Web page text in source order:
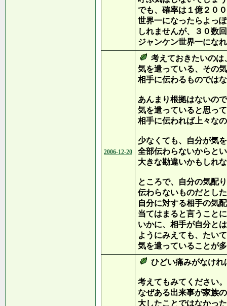
でも、確率は１億２０
世界一になったらよっ
しれませんが、３０数
ジャンケン世界一にな
2006-12-20
考えておきたいのは
気を遣っている、その
相手に伝わるものでは
あんまり根拠はないの
気を遣っていると思っ
相手に伝われば上々な
少なくても、自分が気
全部伝わらないからと
大きな勘違いかもしれ
ところで、自分の気配
伝わらないものだとし
自分に対する相手の気
当てはまると言うこと
いかに、相手が自分と
ようにみえても、たい
気を遣っていることが
ひどい痛みがなけれ
考えてもみてください。
なぜある出来事が家族
大したことではなかっ